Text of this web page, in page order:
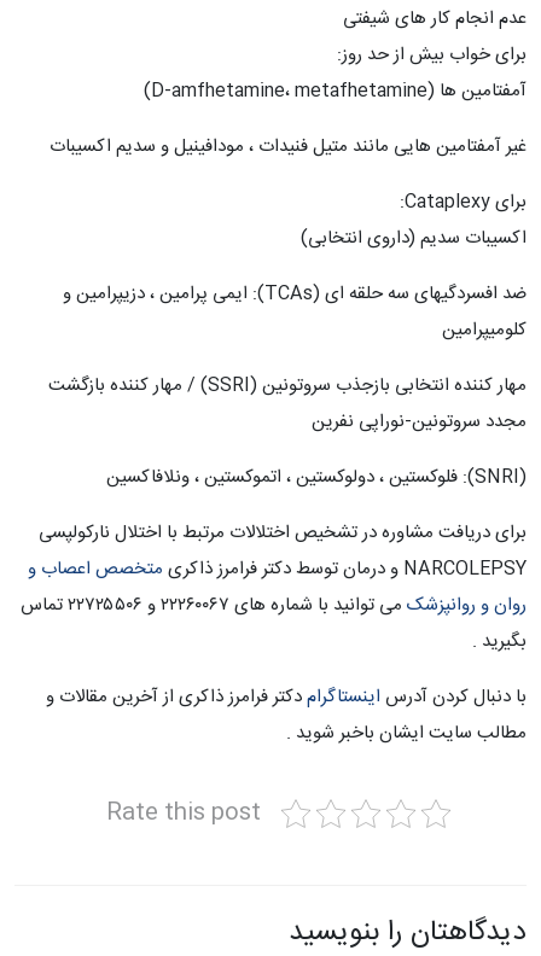
عدم انجام کار های شیفتی
برای خواب بیش از حد روز:
آمفتامین ها (D-amfhetamine، metafhetamine)
غیر آمفتامین هایی مانند متیل فنیدات ، مودافینیل و سدیم اکسیبات
برای Cataplexy:
اکسیبات سدیم (داروی انتخابی)
ضد افسردگیهای سه حلقه ای (TCAs): ایمی پرامین ، دزیپرامین و
کلومیپرامین
مهار کننده انتخابی بازجذب سروتونین (SSRI) / مهار کننده بازگشت
مجدد سروتونین-نوراپی نفرین
(SNRI): فلوکستین ، دولوکستین ، اتموکستین ، ونلافاکسین
برای دریافت مشاوره در تشخیص اختلالات مرتبط با اختلال نارکولپسی
NARCOLEPSY و درمان توسط دکتر فرامرز ذاکری
متخصص اعصاب و
روان و روانپزشک
می توانید با شماره های ۲۲۲۶۰۰۶۷ و ۲۲۷۲۵۵۰۶ تماس
بگیرید .
با دنبال کردن آدرس اینستاگرامدکتر فرامرز ذاکری از آخرین مقالات و
مطالب سایت ایشان باخبر شوید .
Rate this post
دیدگاهتان را بنویسید